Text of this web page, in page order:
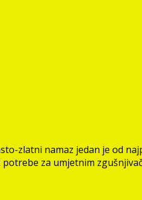
zlatni namaz jedan je od
za umjetnim